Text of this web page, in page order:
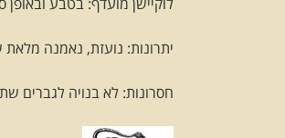
יתרונות: נועזת, נאמנה
חסרונות: לא בנויה לגברים